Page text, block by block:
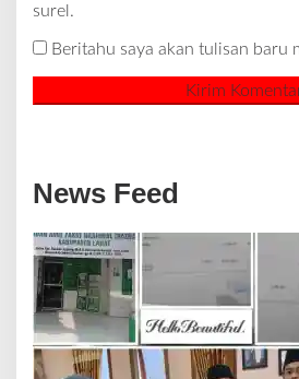
surel.
Beritahu saya akan tulisan baru
News Feed